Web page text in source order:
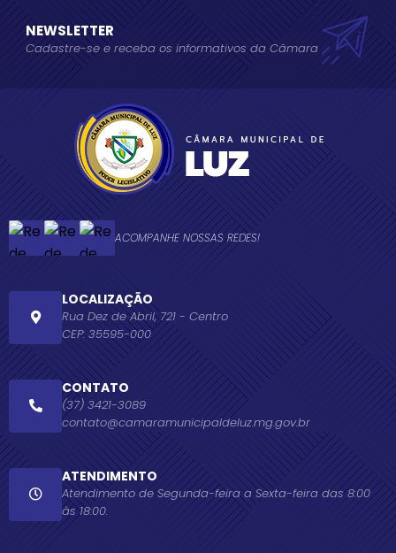
ACOMPANHE NOSSAS REDES!
LOCALIZAÇÃO
Rua Dez de Abril, 721 - Centro
CEP: 35595-000
CONTATO
(37) 3421-3089
contato@camaramunicipaldeluz.mg.gov.br
ATENDIMENTO
Atendimento de Segunda-feira a Sexta-feira das 8:00
às 18:00.
NEWSLETTER
Cadastre-se e receba os informativos da Câmara